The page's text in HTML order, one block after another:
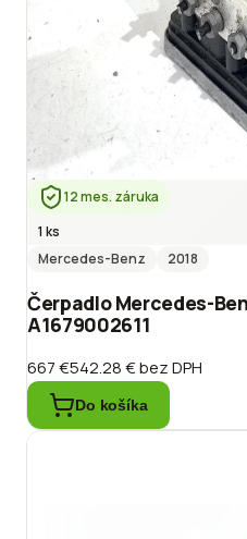
12 mes. záruka
1 ks
Mercedes-Benz
2018
Čerpadlo Mercedes-
A1679002611
667 €542.28 €bez DPH
Do košíka